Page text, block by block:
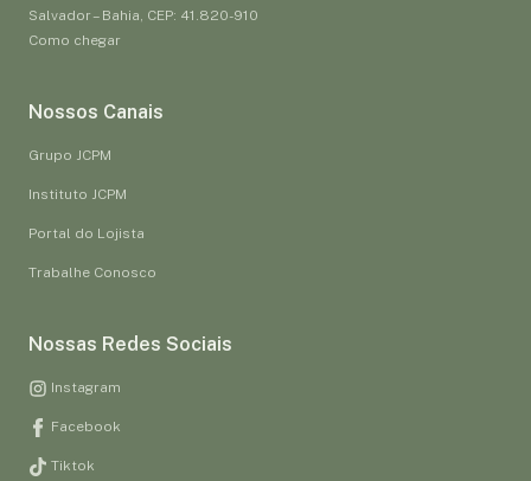
Salvador – Bahia, CEP: 41.820-910
Como chegar
Nossos Canais
Grupo JCPM
Instituto JCPM
Portal do Lojista
Trabalhe Conosco
Nossas Redes Sociais
Instagram
Facebook
Tiktok